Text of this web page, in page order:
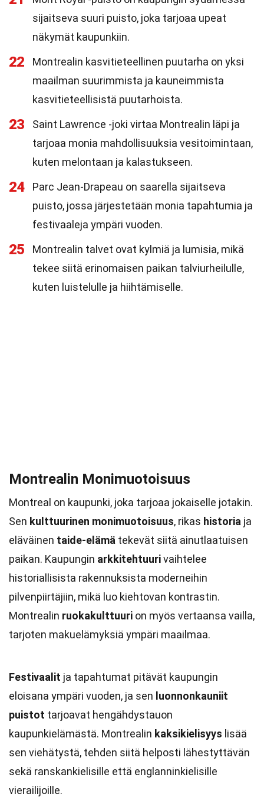
sijaitseva suuri puisto, joka tarjoaa upeat
näkymät kaupunkiin.
22
Montrealin kasvitieteellinen puutarha on yksi
maailman suurimmista ja kauneimmista
kasvitieteellisistä puutarhoista.
23
Saint Lawrence -joki virtaa Montrealin läpi ja
tarjoaa monia mahdollisuuksia vesitoimintaan,
kuten melontaan ja kalastukseen.
24
Parc Jean-Drapeau on saarella sijaitseva
puisto, jossa järjestetään monia tapahtumia ja
festivaaleja ympäri vuoden.
25
Montrealin talvet ovat kylmiä ja lumisia, mikä
tekee siitä erinomaisen paikan talviurheilulle,
kuten luistelulle ja hiihtämiselle.
Montrealin Monimuotoisuus
Montreal on kaupunki, joka tarjoaa jokaiselle jotakin.
Sen kulttuurinen monimuotoisuus, rikas historia ja
eläväinen taide-elämä tekevät siitä ainutlaatuisen
paikan. Kaupungin arkkitehtuurivaihtelee
historiallisista rakennuksista moderneihin
pilvenpiirtäjiin, mikä luo kiehtovan kontrastin.
Montrealin ruokakulttuuri on myös vertaansa vailla,
tarjoten makuelämyksiä ympäri maailmaa.
Festivaalit ja tapahtumat pitävät kaupungin
eloisana ympäri vuoden, ja sen luonnonkauniit
puistot tarjoavat hengähdystauon
kaupunkielämästä. Montrealin kaksikielisyys lisää
sen viehätystä, tehden siitä helposti lähestyttävän
sekä ranskankielisille että englanninkielisille
vierailijoille.